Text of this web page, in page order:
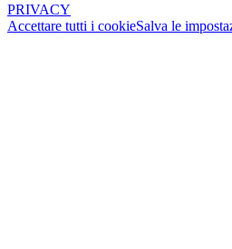
PRIVACY
Accettare tutti i cookieSalva le